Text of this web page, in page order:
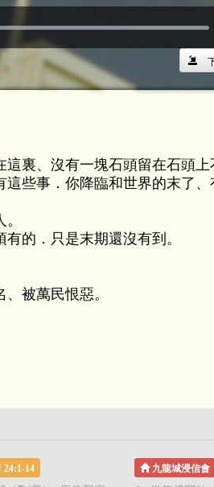
裏、沒有一塊石頭留在石頭上
些事．你降臨和世界的末了、
的．只是末期還沒有到。
被萬民恨惡。
24:1-14 九龍城浸信會